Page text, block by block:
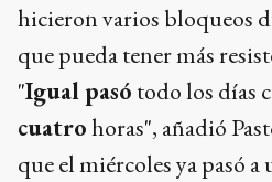
hicieron varios bloqueos
que pueda tener más
"Igual pasó todo los días
cuatrohoras", añadió
que el miércoles ya pasó